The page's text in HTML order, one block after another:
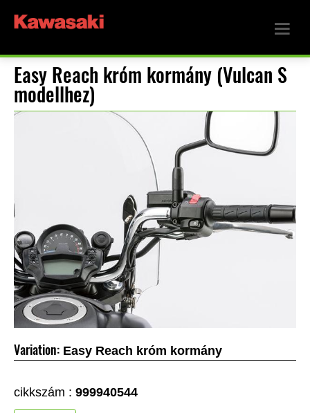
Easy Reach króm kormány (Vulcan S
modellhez)
Variation: Easy Reach króm kormány
cikkszám : 999940544